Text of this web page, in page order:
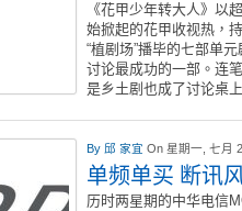
《花甲少年转大人》以
始掀起的花甲收视热，
“植剧场”播毕的七部单
讨论最成功的一部。连
是乡土剧也成了讨论桌
By 邱 家宜 On 星期一, 七月
单频单买 断讯
历时两星期的中华电信